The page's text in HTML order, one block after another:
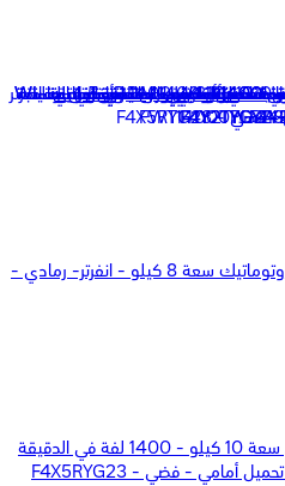
هاير غسالة ملابس تحميل علوي سعة 10 كيلو - رمادى غامق -
هيتاشي غسالة ملابس فول اوتوماتيك سعة 8 كيلو - انفرتر- رمادي -
ال جي غسالة ملابس ديجيتال سعة 10 كيلو - 1400 لفة في الدقيقة